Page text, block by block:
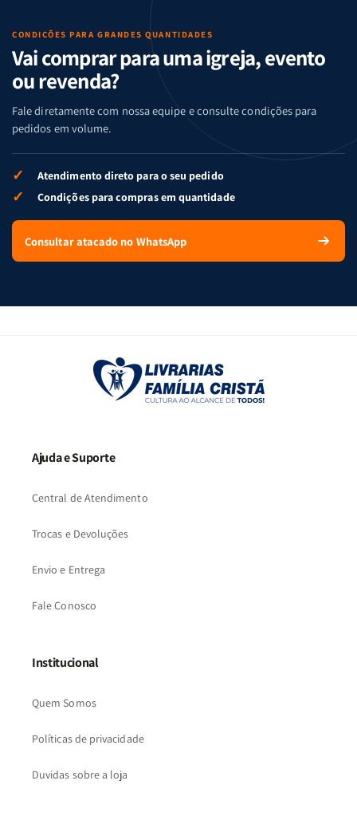
CONDIÇÕES PARA GRANDES QUANTIDADES
Vai comprar para uma igreja, evento
ou revenda?
Fale diretamente com nossa equipe e consulte condições para
pedidos em volume.
✓ Atendimento direto para o seu pedido
✓ Condições para compras em quantidade
Consultar atacado no WhatsApp
Ajuda e Suporte
Central de Atendimento
Trocas e Devoluções
Envio e Entrega
Fale Conosco
Institucional
Quem Somos
Políticas de privacidade
Duvidas sobre a loja